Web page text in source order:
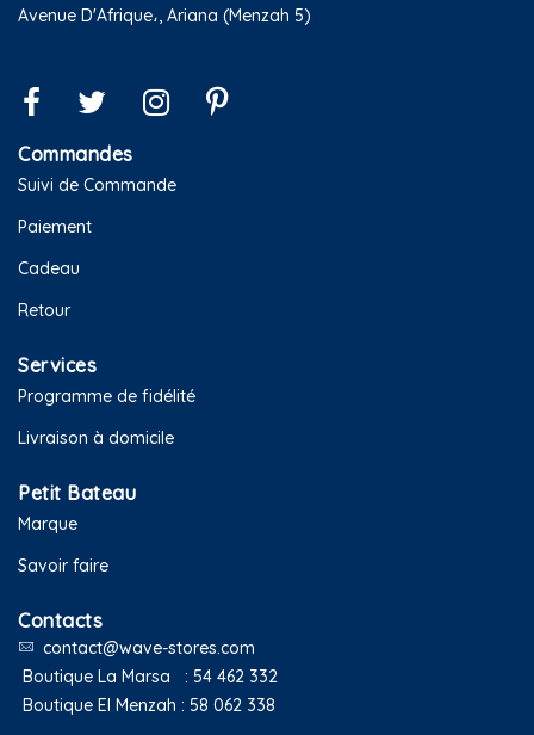
Avenue D'Afrique،, Ariana (Menzah 5)
Commandes
Suivi de Commande
Paiement
Cadeau
Retour
Services
Programme de fidélité
Livraison à domicile
Petit Bateau
Marque
Savoir faire
Contacts
contact@wave-stores.com
Boutique La Marsa : 54 462 332
Boutique El Menzah : 58 062 338